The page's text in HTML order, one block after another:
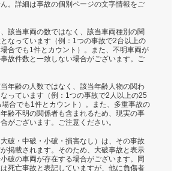
。詳細は事故の個別ページの文字情報をご
該当車両の数ではなく、該当車両種別の関
なっています（例：1つの事故で2台以上の
合でも1件とカウント）。また、不明車両が
故件数と一致しない場合がございます。ご
年齢の人数ではなく、該当年齢人物の関わ
っています（例：1つの事故で2人以上の25
合でも1件とカウント）。また、多重事故の
齢不明の関係者も含まれるため、現実の事
がございます。ご注意ください。
破・中破・小破・損害なし）は、その事故
掲載されます。そのため、大破事故と表示
破の車両が存在する場合がございます。同
死亡事故と表記していますが、他に負傷者